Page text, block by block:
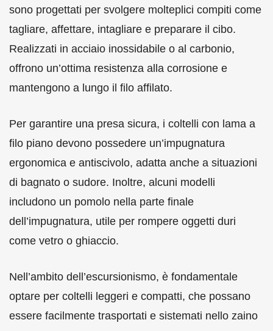
sono progettati per svolgere molteplici compiti come
tagliare, affettare, intagliare e preparare il cibo.
Realizzati in acciaio inossidabile o al carbonio,
offrono un’ottima resistenza alla corrosione e
mantengono a lungo il filo affilato.
Per garantire una presa sicura, i coltelli con lama a
filo piano devono possedere un’impugnatura
ergonomica e antiscivolo, adatta anche a situazioni
di bagnato o sudore. Inoltre, alcuni modelli
includono un pomolo nella parte finale
dell’impugnatura, utile per rompere oggetti duri
come vetro o ghiaccio.
Nell’ambito dell’escursionismo, è fondamentale
optare per coltelli leggeri e compatti, che possano
essere facilmente trasportati e sistemati nello zaino